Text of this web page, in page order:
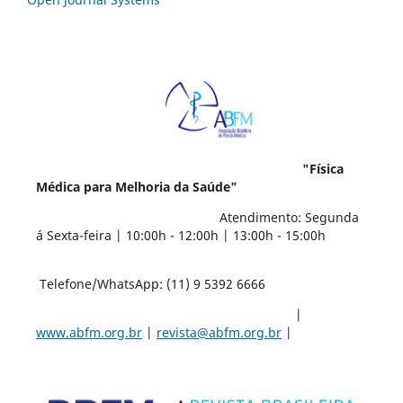
"Física
Médica para Melhoria da Saúde"
Atendimento: Segunda
á Sexta-feira | 10:00h - 12:00h | 13:00h - 15:00h
Telefone/WhatsApp: (11) 9 5392 6666
|
www.abfm.org.br| revista@abfm.org.br|